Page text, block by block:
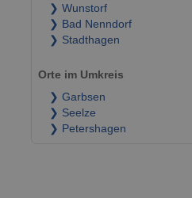
❯ Wunstorf
❯ Bad Nenndorf
❯ Stadthagen
Orte im Umkreis
❯ Garbsen
❯ Seelze
❯ Petershagen